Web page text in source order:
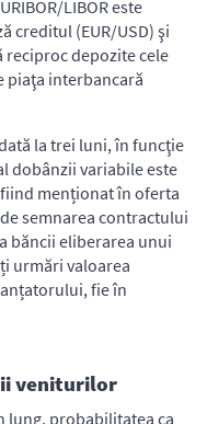
LIBOR este
creditul (EUR/USD) şi
reciproc depozite cele
piaţa interbancară
la trei luni, în funcţie
dobânzii variabile este
menționat în oferta
semnarea contractului
băncii eliberarea unui
urmări valoarea
fie în
veniturilor
lung, probabilitatea ca